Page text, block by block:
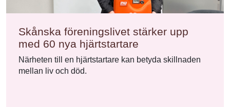
Skånska föreningslivet stärker upp
med 60 nya hjärtstartare
Närheten till en hjärtstartare kan betyda skillnaden
mellan liv och död.